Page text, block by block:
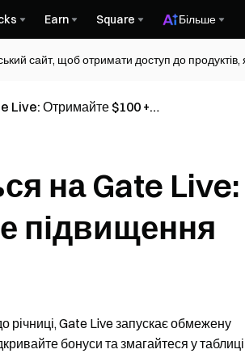
Earn Square Більше
сайт, щоб отримати доступ до продуктів,
Live: Отримайте $100 +
на Gate Live:
підвищення
річниці, Gate Live запускає обмежену
бонуси та змагайтеся у таблиці